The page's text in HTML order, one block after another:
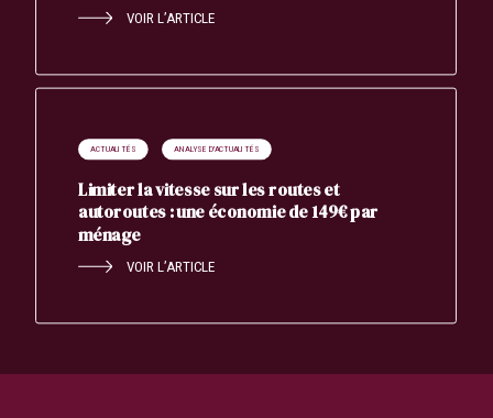
VOIR L’ARTICLE
ACTUALITÉS ANALYSE D'ACTUALITÉS
Limiter la vitesse sur les routes et
autoroutes : une économie de 149€ par
ménage
VOIR L’ARTICLE